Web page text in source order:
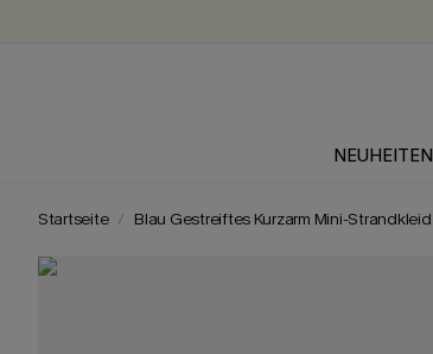
NEUHEITEN
Startseite Blau Gestreiftes Kurzarm Mini-Strandkleid